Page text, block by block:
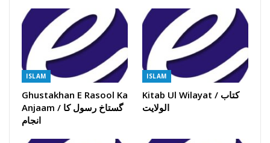
ISLAM
Ghustakhan E Rasool Ka
Anjaam / گستاخ رسول کا
انجام
ISLAM
Kitab Ul Wilayat / کتاب
الولایت